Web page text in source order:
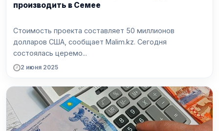
производить в Семее
Стоимость проекта составляет 50 миллионов
долларов США, сообщает Malim.kz. Сегодня
состоялась церемо...
2 июня 2025